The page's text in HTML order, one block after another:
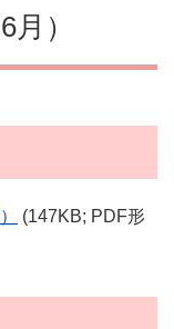
）
(147KB; PDF形